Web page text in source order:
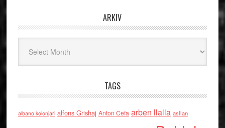
ARKIV
TAGS
albano kolonjari alfons Grishaj Anton Cefa arben llalla asllan